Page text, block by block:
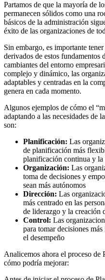
Partamos de que la mayoría de
permanecen sólidos como una
básicos de la administración
éxito de las organizaciones de
Sin embargo, es importante
derivados de estos fundamentos
cambiantes del entorno
complejo y dinámico, las
adaptables y centradas en la
genera en cada momento.
Algunos ejemplos de cómo el
adaptando a las necesidades de
son:
Planificación: Las
de planificación más
planificación continua y la
Organización: Las
toma de decisiones y
sean más autónomos
Dirección: Las
más centrado en las
de liderazgo y la creación
Control: Las
para tomar decisiones
el desempeño
Analicemos ahora el proceso de
cómo podría mejorar: